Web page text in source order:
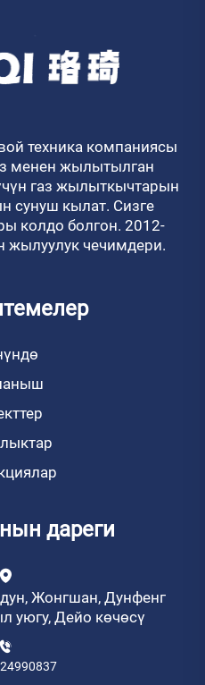
техника компаниясы
менен жылытылган
газ жылыткычтарын
сунуш кылат. Сизге
колдо болгон. 2012-
жылуулук чечимдери.
дареги
Жонгшан, Дунфенг
уюгу, Дейо көчөсү